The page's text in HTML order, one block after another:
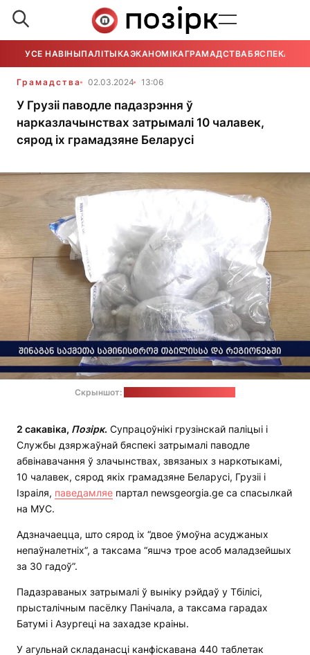
УСЕ НАВІНЫПАЛІТЫКАЭКАНОМІКАГРАМАДСТВАБЯСПЕКА
Грамадства 02.03.2024 13:06
У Грузіі паводле падазрэння ў
нарказлачынствах затрымалі 10 чалавек,
сярод іх грамадзяне Беларусі
Скрыншот:
2 сакавіка, Позірк. Супрацоўнікі грузінскай паліцыі і
Службы дзяржаўнай бяспекі затрымалі паводле
абвінавачання ў злачынствах, звязаных з наркотыкамі,
10 чалавек, сярод якіх грамадзяне Беларусі, Грузіі і
Ізраіля, паведамляе партал newsgeorgia.ge са спасылкай
на МУС.
Адзначаецца, што сярод іх “двое ўмоўна асуджаных
непаўналетніх”, а таксама “яшчэ трое асоб маладзейшых
за 30 гадоў”.
Падазраваных затрымалі ў выніку рэйдаў у Тбілісі,
прысталічным пасёлку Панічала, а таксама гарадах
Батумі і Азургеці на захадзе краіны.
У агульнай складанасці канфіскавана 440 таблетак